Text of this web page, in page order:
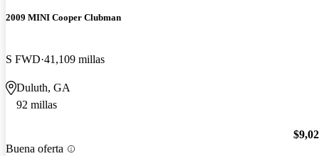
2009 MINI Cooper Clubman
S FWD 41,109 millas
Duluth, GA
92 millas
Buena oferta